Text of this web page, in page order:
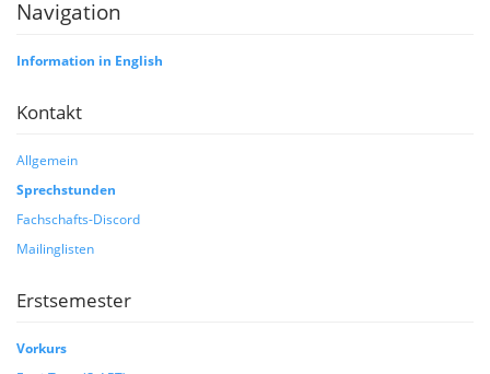
Navigation
Information in English
Kontakt
Allgemein
Sprechstunden
Fachschafts-Discord
Mailinglisten
Erstsemester
Vorkurs